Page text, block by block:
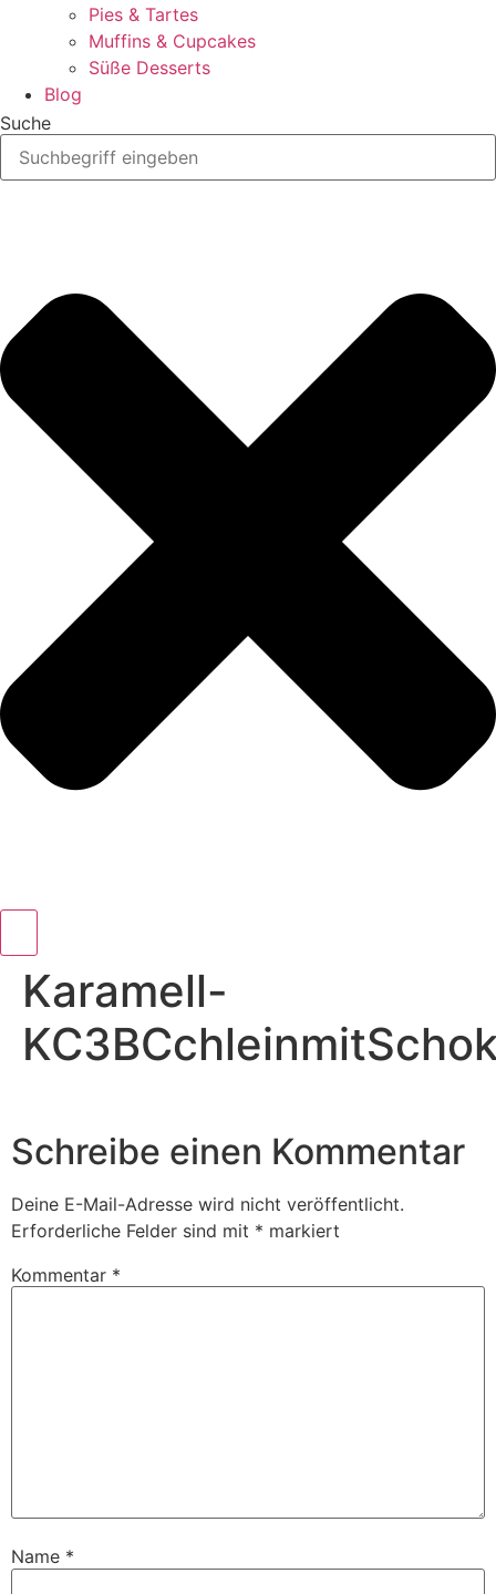
Pies & Tartes
Muffins & Cupcakes
Süße Desserts
Blog
Suche
Karamell-
Schreibe einen Kommentar
Deine E-Mail-Adresse wird nicht veröffentlicht.
Erforderliche Felder sind mit * markiert
Kommentar *
Name *